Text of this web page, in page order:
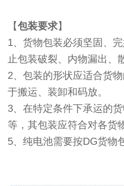
【包装要求】
1、货物包装必须坚固、
止包装破裂、内物漏出、
2、包装的形状应适合货
于搬运、装卸和码放。
3、在特定条件下承运的
等，其包装应符合对各货
5、纯电池需要按DG货物